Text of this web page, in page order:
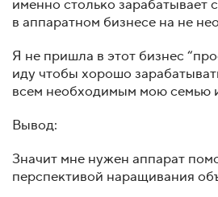
именно столько зарабатывает
в аппаратном бизнесе на не
Я не пришла в этот бизнес
иду чтобы хорошо
всем необходимым мою семью
Вывод:
Значит мне нужен аппарат
перспективой наращивания